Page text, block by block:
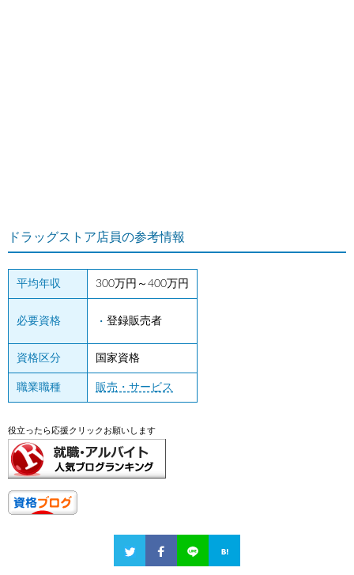
ドラッグストア店員の参考情報
平均年収 300万円～400万円
必要資格 登録販売者
資格区分 国家資格
職業職種 販売・サービス
役立ったら応援クリックお願いします